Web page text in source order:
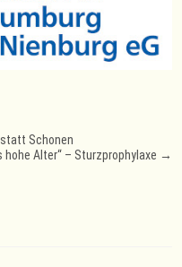
Schonen
hohe Alter“ – Sturzprophylaxe →